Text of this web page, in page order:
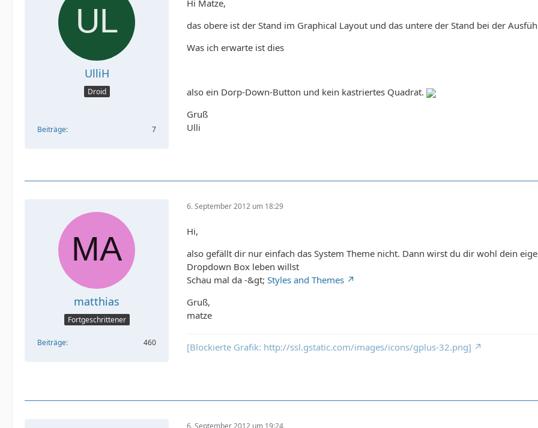
UlliH
Droid
Beiträge 7
Hi Matze,
das obere ist der Stand im Graphical Layout und das untere der Stand bei der
Was ich erwarte ist dies
also ein Dorp-Down-Button und kein kastriertes Quadrat.
Gruß
Ulli
matthias
Fortgeschrittener
Beiträge 460
6. September 2012 um 18:29
Hi,
also gefällt dir nur einfach das System Theme nicht. Dann wirst du dir wohl dein
Dropdown Box leben willst
Schau mal da -&gt; Styles and Themes
Gruß,
matze
[Blockierte Grafik: http://ssl.gstatic.com/images/icons/gplus-32.png]
6. September 2012 um 19:24